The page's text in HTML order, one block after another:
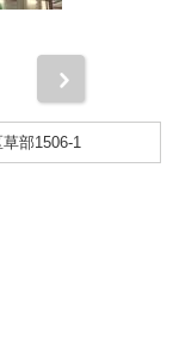
部1506-1